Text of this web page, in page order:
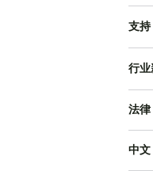
支持
行业
法律
中文